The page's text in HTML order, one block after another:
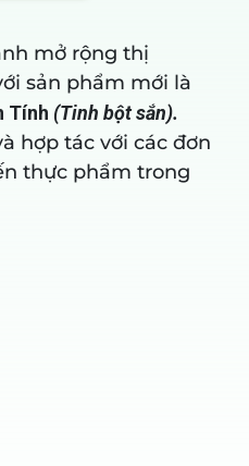
mở rộng thị
sản phẩm mới là
Tính (Tinh bột sắn).
hợp tác với các đơn
thực phẩm trong